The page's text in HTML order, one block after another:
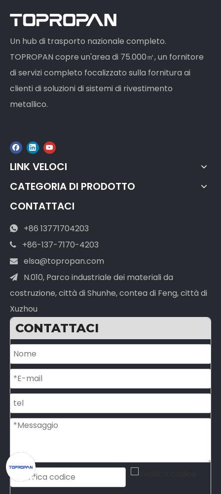
Un hub di trasporto nazionale completo.
TOPROPAN copre un'area di 75.000㎡, un fornitore
di servizi completo focalizzato sulla fornitura ai
clienti di soluzioni di sistemi di rivestimento
metallico.
LINK VELOCI
CATEGORIA DI PRODOTTO
CONTATTACI
 +86 13771704203
 +86-137-7170-4203
 elsa@topropan.com

N.010, Parco industriale dei materiali da
costruzione, città di Shunhe, contea di Feng, città di
Xuzhou
CONTATTACI